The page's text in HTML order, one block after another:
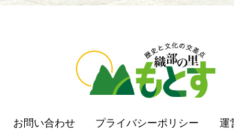
お問い合わせ プライバシーポリシー 運